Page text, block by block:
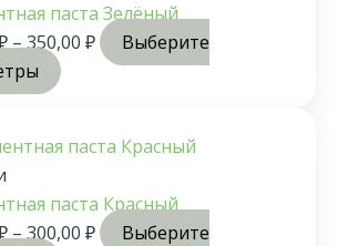
паста Зелёный
–350,00 ₽
Выберите
паста Красный
–300,00 ₽
Выберите